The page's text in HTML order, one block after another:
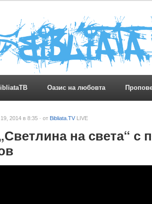
Оазис на любовта
2014 в 8:35 · от Bibliata.TV LIVE
на света“ с